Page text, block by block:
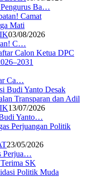
Ba…
03/08/2026
C…
Ca…
13/07/2026
Yanto…
23/05/2026
Perjua…